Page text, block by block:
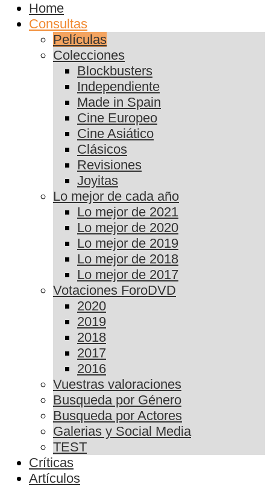
Home
Consultas
Películas
Colecciones
Blockbusters
Independiente
Made in Spain
Cine Europeo
Cine Asiático
Clásicos
Revisiones
Joyitas
Lo mejor de cada año
Lo mejor de 2021
Lo mejor de 2020
Lo mejor de 2019
Lo mejor de 2018
Lo mejor de 2017
Votaciones ForoDVD
2020
2019
2018
2017
2016
Vuestras valoraciones
Busqueda por Género
Busqueda por Actores
Galerias y Social Media
TEST
Críticas
Artículos